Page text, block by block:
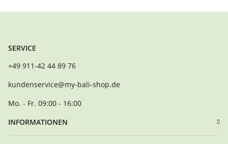
SERVICE
+49 911-42 44 89 76
kundenservice@my-bali-shop.de
Mo. - Fr. 09:00 - 16:00
INFORMATIONEN